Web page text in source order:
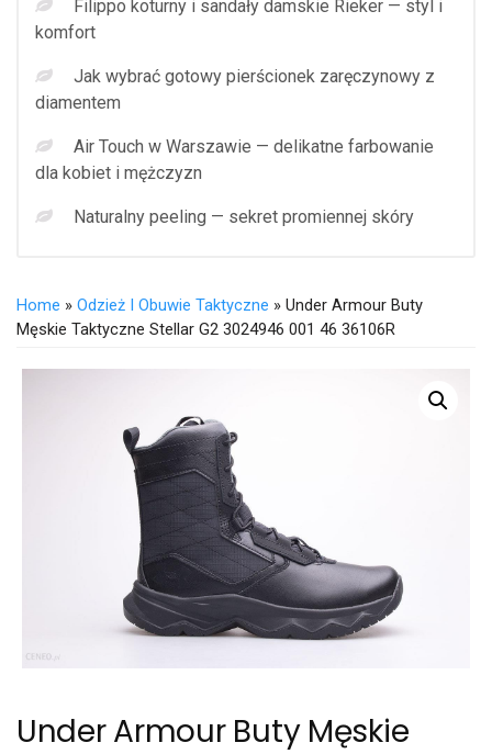
Filippo koturny i sandały damskie Rieker — styl i
komfort
Jak wybrać gotowy pierścionek zaręczynowy z
diamentem
Air Touch w Warszawie — delikatne farbowanie
dla kobiet i mężczyzn
Naturalny peeling — sekret promiennej skóry
Home » Odzież I Obuwie Taktyczne » Under Armour Buty
Męskie Taktyczne Stellar G2 3024946 001 46 36106R
Under Armour Buty Męskie